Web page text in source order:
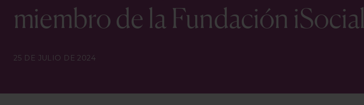
miembro de la Fundación iSocial
25 DE JULIO DE 2024